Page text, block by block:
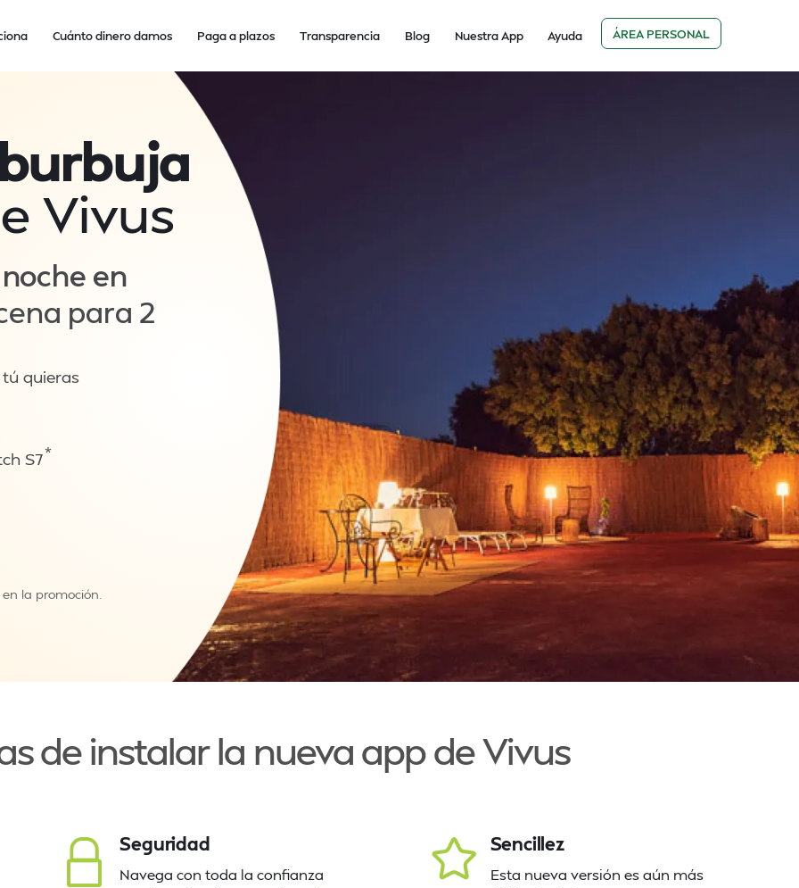
Cuánto dinero damos Paga a plazos Transparencia Blog Nuestra App Ayuda ÁREA PERSONAL
Vivus
en
para 2
quieras
S7*
la promoción.
de instalar la nueva app de Vivus
Seguridad
Navega con toda la confianza
Sencillez
Esta nueva versión es aún más